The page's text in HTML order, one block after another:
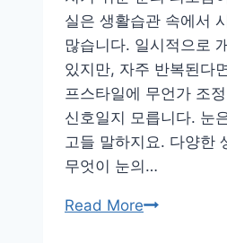
식
단
실은 생활습관 속에서
많습니다. 일시적으로
있지만, 자주 반복된다
프스타일에 무언가 조
신호일지 모릅니다. 눈
고들 말하지요. 다양한
무엇이 눈의…
Read More뿌